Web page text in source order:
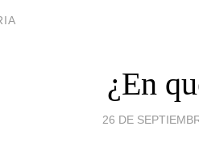
¿En
26 DE